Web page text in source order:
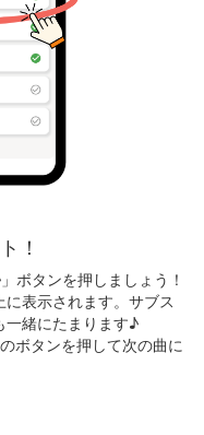
！
ボタンを押しましょう！
表示されます。サブス
一緒にたまります♪
ボタンを押して次の曲に